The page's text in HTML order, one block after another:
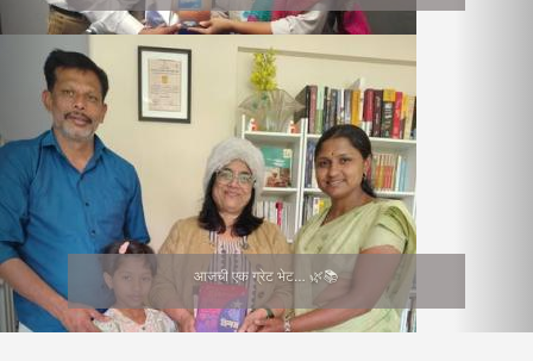
आजची एक ग्रेट भेट… 🌿📚